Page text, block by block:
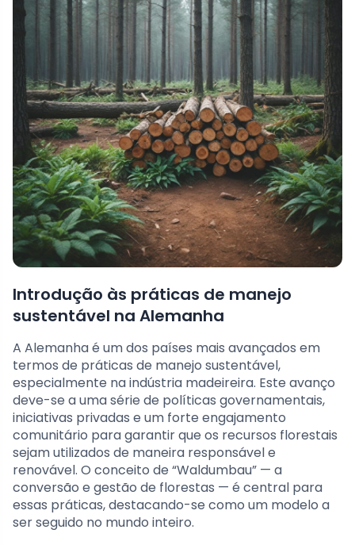
Introdução às práticas de manejo
sustentável na Alemanha
A Alemanha é um dos países mais avançados em
termos de práticas de manejo sustentável,
especialmente na indústria madeireira. Este avanço
deve-se a uma série de políticas governamentais,
iniciativas privadas e um forte engajamento
comunitário para garantir que os recursos florestais
sejam utilizados de maneira responsável e
renovável. O conceito de “Waldumbau” — a
conversão e gestão de florestas — é central para
essas práticas, destacando-se como um modelo a
ser seguido no mundo inteiro.